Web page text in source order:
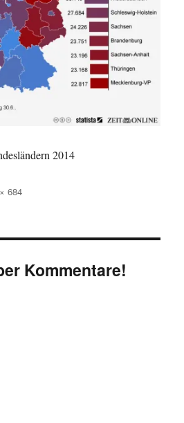
2014
684
Kommentare!